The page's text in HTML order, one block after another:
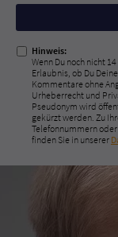
Nicht
ausfüllen!
Hinweis:
Wenn Du noch nicht
Erlaubnis, ob Du
Kommentare ohne
Urheberrecht und
Pseudonym wird
gekürzt werden. Zu
Telefonnummern
finden Sie in unserer